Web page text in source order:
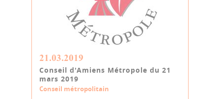
21.03.2019
Conseil d'Amiens Métropole du 21
mars 2019
Conseil métropolitain